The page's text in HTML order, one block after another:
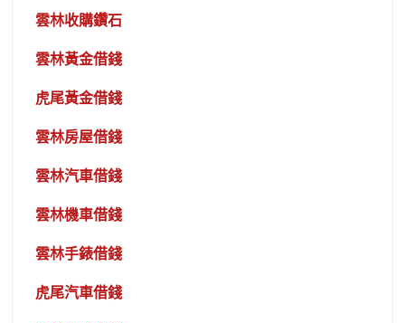
雲林收購鑽石
雲林黃金借錢
虎尾黃金借錢
雲林房屋借錢
雲林汽車借錢
雲林機車借錢
雲林手錶借錢
虎尾汽車借錢